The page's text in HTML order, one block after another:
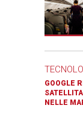
GOOGLE
NELLE